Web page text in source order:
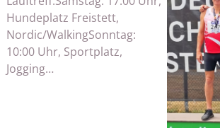
Hundeplatz Freistett,
Nordic/WalkingSonntag:
10:00 Uhr, Sportplatz,
Jogging…